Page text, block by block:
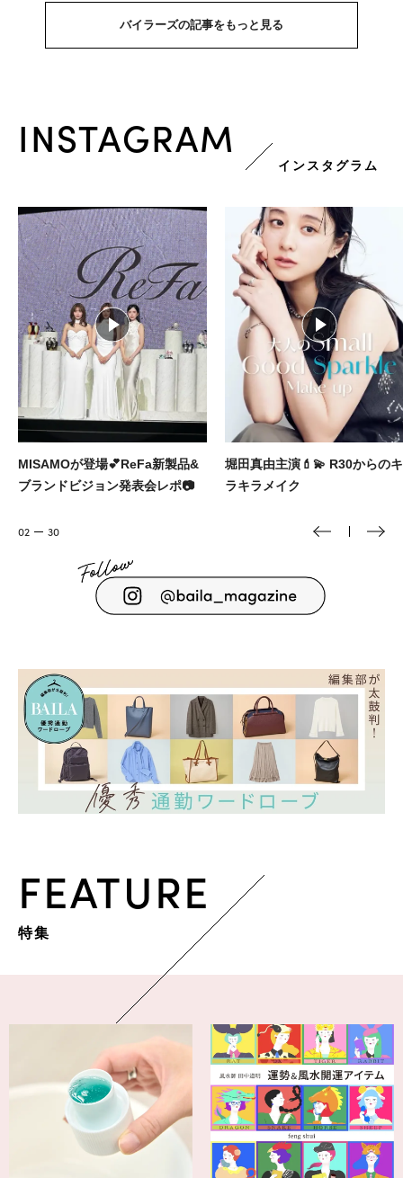
バイラーズの記事をもっと見る
INSTAGRAM
インスタグラム
堀田真由主演💄💫 R30からのキ
ラキラメイク
2000円以下で探す！ギフト上
んの小土産リスト🎁
02 30
FEATURE
特集